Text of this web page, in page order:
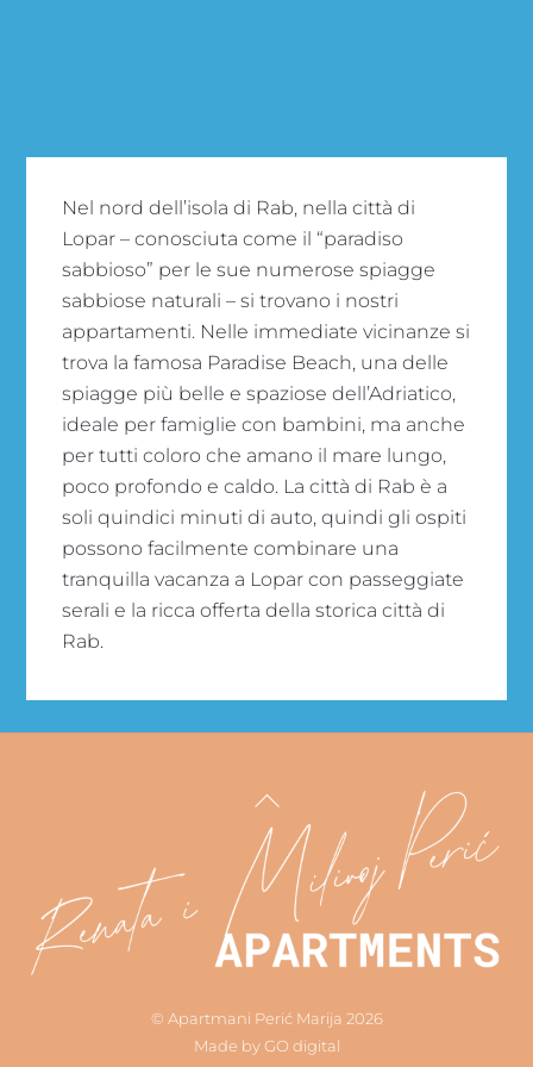
Nel nord dell’isola di Rab, nella città di
Lopar – conosciuta come il “paradiso
sabbioso” per le sue numerose spiagge
sabbiose naturali – si trovano i nostri
appartamenti. Nelle immediate vicinanze si
trova la famosa Paradise Beach, una delle
spiagge più belle e spaziose dell’Adriatico,
ideale per famiglie con bambini, ma anche
per tutti coloro che amano il mare lungo,
poco profondo e caldo. La città di Rab è a
soli quindici minuti di auto, quindi gli ospiti
possono facilmente combinare una
tranquilla vacanza a Lopar con passeggiate
serali e la ricca offerta della storica città di
Rab.
Back
To
Top
© Apartmani Perić Marija 2026
Made byGO digital